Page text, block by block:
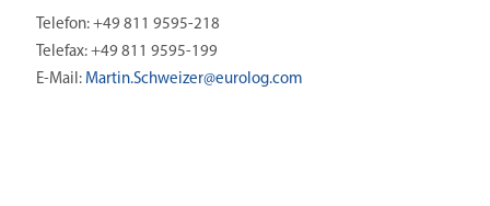
Telefon: +49 811 9595-218
Telefax: +49 811 9595-199
E-Mail: Martin.Schweizer@eurolog.com